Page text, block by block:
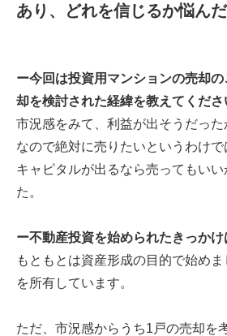
あり、どれを信じるか悩んだ
ー今回は投資用マンションの売却
却を検討された経緯を教えてくださ
市況感をみて、利益が出そうだった
なので絶対に売りたいというわけ
キャピタルが出るなら売ってもい
た。
ー不動産投資を始められたきっかけ
もともとは資産形成の目的で始め
を所有しています。
ただ、市況感からうち1戸の売却を